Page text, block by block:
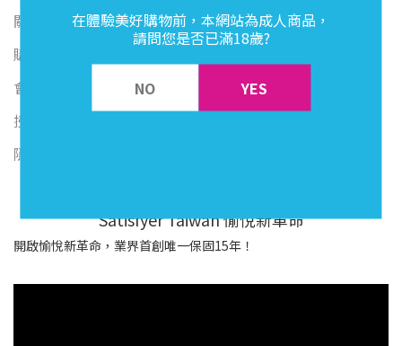
關於我們
購物須知
會員好康
授權合作實體門市
隱私權政策
Satisfyer Taiwan 愉悅新革命
開啟愉悅新革命，業界首創唯一保固15年！
在體驗美好購物前，本網站為成人商品，
請問您是否已滿18歲?
NO YES